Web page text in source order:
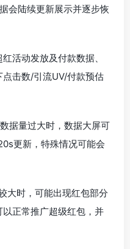
会陆续更新展示并逐步恢
活动发放及付款数据、
击数/引流UV/付款预估
据量过大时，数据大屏可
更新，特殊情况可能会
大时，可能出现红包部分
正常推广超级红包，并